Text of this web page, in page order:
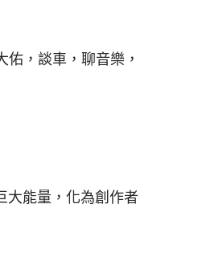
，談車，聊音樂，
大能量，化為創作者